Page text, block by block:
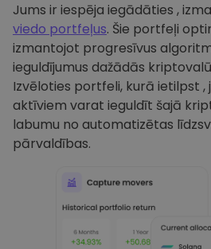
Jums ir iespēja iegādāties ,
viedo portfeļus. Šie portfeļi
izmantojot progresīvus
ieguldījumus dažādās
Izvēloties portfeli, kurā ietilpst ,
aktīviem varat ieguldīt šajā
labumu no automatizētas
pārvaldības.